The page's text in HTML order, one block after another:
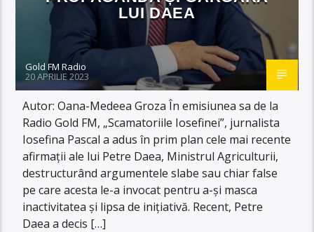
LUI DAEA
Gold FM Radio
20 APRILIE 2023
Autor: Oana-Medeea Groza În emisiunea sa de la
Radio Gold FM, „Scamatoriile Iosefinei”, jurnalista
Iosefina Pascal a adus în prim plan cele mai recente
afirmații ale lui Petre Daea, Ministrul Agriculturii,
destructurând argumentele slabe sau chiar false
pe care acesta le-a invocat pentru a-și masca
inactivitatea și lipsa de inițiativă. Recent, Petre
Daea a decis […]